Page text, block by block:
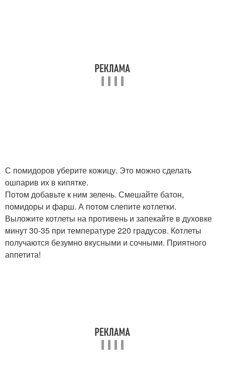
С помидоров уберите кожицу. Это можно сделать
ошпарив их в кипятке.
Потом добавьте к ним зелень. Смешайте батон,
помидоры и фарш. А потом слепите котлетки.
Выложите котлеты на противень и запекайте в духовке
минут 30-35 при температуре 220 градусов. Котлеты
получаются безумно вкусными и сочными. Приятного
аппетита!